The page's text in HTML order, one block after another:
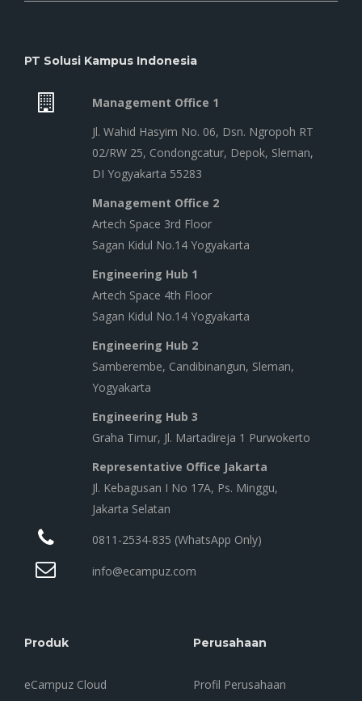
PT Solusi Kampus Indonesia
Management Office 1
Jl. Wahid Hasyim No. 06, Dsn. Ngropoh RT
02/RW 25, Condongcatur, Depok, Sleman,
DI Yogyakarta 55283
Management Office 2
Artech Space 3rd Floor
Sagan Kidul No.14 Yogyakarta
Engineering Hub 1
Artech Space 4th Floor
Sagan Kidul No.14 Yogyakarta
Engineering Hub 2
Samberembe, Candibinangun, Sleman,
Yogyakarta
Engineering Hub 3
Graha Timur, Jl. Martadireja 1 Purwokerto
Representative Office Jakarta
Jl. Kebagusan I No 17A, Ps. Minggu,
Jakarta Selatan
0811-2534-835 (WhatsApp Only)
info@ecampuz.com
Produk
eCampuz Cloud
Perusahaan
Profil Perusahaan